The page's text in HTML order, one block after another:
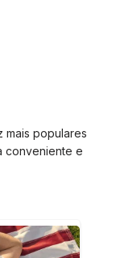
mais populares
conveniente e